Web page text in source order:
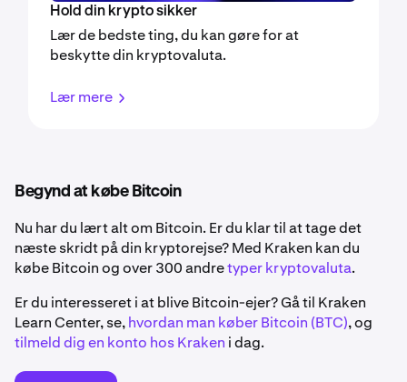
Hold din krypto sikker
Lær de bedste ting, du kan gøre for at
beskytte din kryptovaluta.
Lær mere
Begynd at købe Bitcoin
Nu har du lært alt om Bitcoin. Er du klar til at tage det
næste skridt på din kryptorejse? Med Kraken kan du
købe Bitcoin og over 300 andretyper kryptovaluta.
Er du interesseret i at blive Bitcoin-ejer? Gå til Kraken
Learn Center, se,hvordan man køber Bitcoin (BTC), og
tilmeld dig en konto hos Kraken i dag.